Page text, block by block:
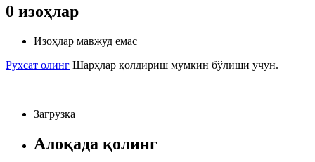
0 изоҳлар
Изоҳлар мавжуд емас
Рухсат олинг Шарҳлар қолдириш мумкин бўлиши учун.
Загрузка
Алоқада қолинг